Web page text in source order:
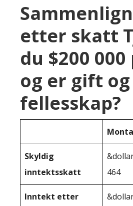
etter skatt
du $200
og er gift
fellesskap?
Skyldig
inntektsskatt
464
Inntekt etter